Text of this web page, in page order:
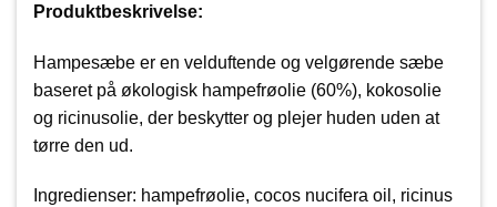
Produktbeskrivelse:
Hampesæbe er en velduftende og velgørende sæbe
baseret på økologisk hampefrøolie (60%), kokosolie
og ricinusolie, der beskytter og plejer huden uden at
tørre den ud.
Ingredienser: hampefrøolie, cocos nucifera oil, ricinus